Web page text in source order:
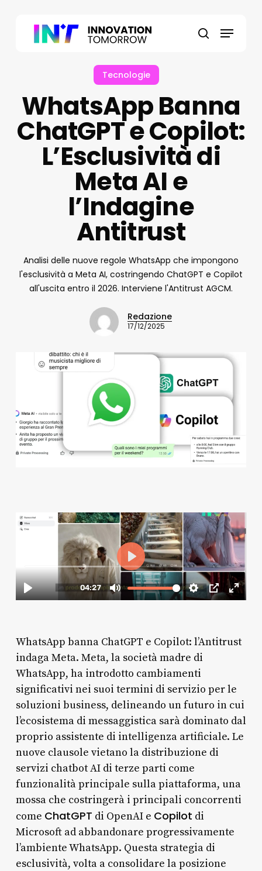
search
Menu
Tecnologie
WhatsApp Banna
ChatGPT e Copilot:
L’Esclusività di
Meta AI e
l’Indagine
Antitrust
Analisi delle nuove regole WhatsApp che impongono
l'esclusività a Meta AI, costringendo ChatGPT e Copilot
all'uscita entro il 2026. Interviene l'Antitrust AGCM.
Redazione
17/12/2025
WhatsApp banna ChatGPT e Copilot: l’Antitrust
indaga Meta. Meta, la società madre di
WhatsApp, ha introdotto cambiamenti
significativi nei suoi termini di servizio per le
soluzioni business, delineando un futuro in cui
l’ecosistema di messaggistica sarà dominato dal
proprio assistente di intelligenza artificiale. Le
nuove clausole vietano la distribuzione di
servizi chatbot AI di terze parti come
funzionalità principale sulla piattaforma, una
mossa che costringerà i principali concorrenti
come ChatGPT di OpenAI e Copilot di
Microsoft ad abbandonare progressivamente
l’ambiente WhatsApp. Questa strategia di
esclusività, volta a consolidare la posizione